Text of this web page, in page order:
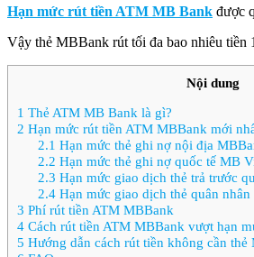
Hạn mức rút tiền ATM MB Bank được
Vậy thẻ MBBank rút tối đa bao nhiêu tiền
Nội dung
1 Thẻ ATM MB Bank là gì?
2 Hạn mức rút tiền ATM MBBank mới
2.1 Hạn mức thẻ ghi nợ nội địa
2.2 Hạn mức thẻ ghi nợ quốc tế MB
2.3 Hạn mức giao dịch thẻ trả trước
2.4Hạn mức giao dịch thẻ quân nhân
3 Phí rút tiền ATM MBBank
4 Cách rút tiền ATM MBBank vượt hạn
5 Hướng dẫn cách rút tiền không cần thẻ